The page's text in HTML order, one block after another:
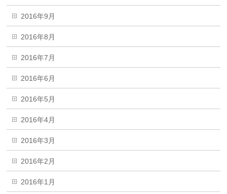
2016年9月
2016年8月
2016年7月
2016年6月
2016年5月
2016年4月
2016年3月
2016年2月
2016年1月